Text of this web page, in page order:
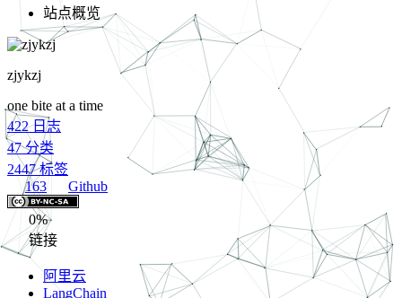
站点概览
zjykzj
one bite at a time
422 日志
47 分类
2447 标签
163
Github
0%
链接
阿里云
LangChain